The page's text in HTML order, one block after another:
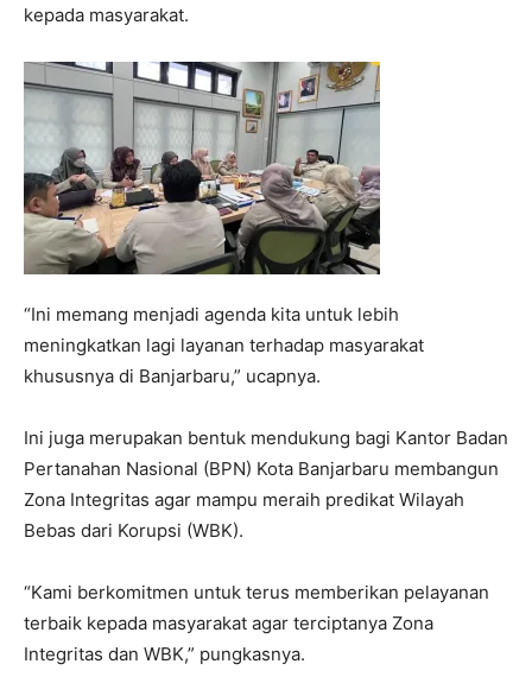
kepada masyarakat.
“Ini memang menjadi agenda kita untuk lebih
meningkatkan lagi layanan terhadap masyarakat
khususnya di Banjarbaru,” ucapnya.
Ini juga merupakan bentuk mendukung bagi Kantor Badan
Pertanahan Nasional (BPN) Kota Banjarbaru membangun
Zona Integritas agar mampu meraih predikat Wilayah
Bebas dari Korupsi (WBK).
“Kami berkomitmen untuk terus memberikan pelayanan
terbaik kepada masyarakat agar terciptanya Zona
Integritas dan WBK,” pungkasnya.